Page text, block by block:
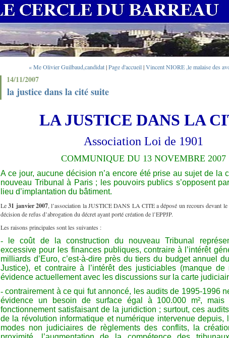
« Me Olivier Guilbaud,candidat|Page d'accueil|Vincent NIORE ,le malaise des
14/11/2007
la justice dans la cité suite
LA JUSTICE DANS LA
Association Loi de 1901
COMMUNIQUE DU 13 NOVEMBRE 2007
A ce jour, aucune décision n’a encore été prise au sujet de la
nouveau Tribunal à Paris ; les pouvoirs publics s’opposent
lieu d’implantation du bâtiment.
Le31 janvier 2007, l’association la JUSTICE DANS LA CITE a déposé un recours devant le
décision de refus d’abrogation du décret ayant porté création de l’EPPJP.
Les raisons principales sont les suivantes :
-
le coût de la construction du nouveau Tribunal
excessive pour les finances publiques, contraire à l’intérêt
milliards d’Euro, c’est-à-dire près du tiers du budget annuel
Justice), et contraire à l’intérêt des justiciables (manque
évidence actuellement avec les discussions sur la carte
-contrairement à ce qui fut annoncé, les audits de 1995-1996
évidence un besoin de surface égal à 100.000 m², mais
fonctionnement satisfaisant de la juridiction ; surtout, ces
de la révolution informatique et numérique intervenue depuis,
modes non judiciaires de règlements des conflits, la